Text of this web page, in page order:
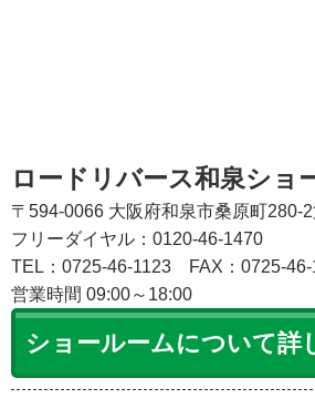
ロードリバース和泉ショ
〒594-0066 大阪府和泉市桑原町280-
フリーダイヤル：0120-46-1470
TEL：0725-46-1123
FAX：0725-
営業時間 09:00～18:00
ショールームについて詳